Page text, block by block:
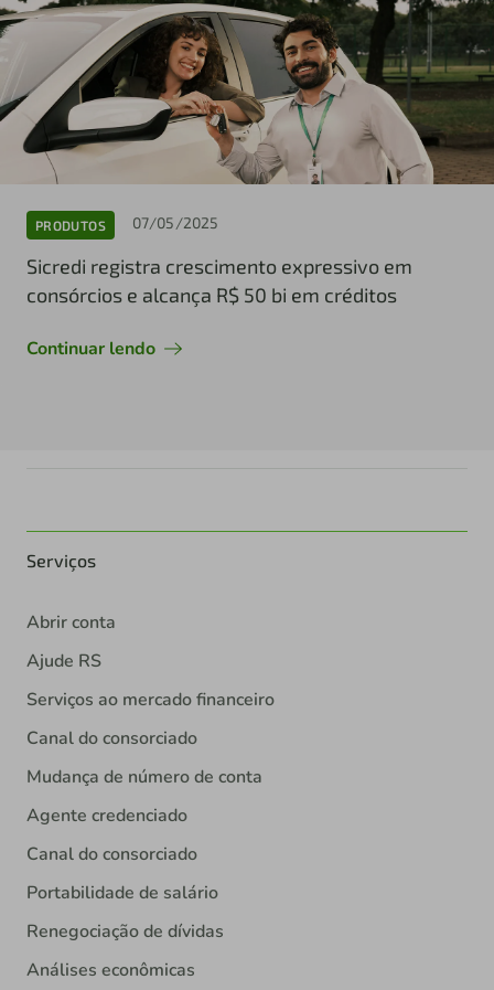
PRODUTOS 07/05/2025
Sicredi registra crescimento expressivo em
consórcios e alcança R$ 50 bi em créditos
Continuar lendo
Serviços
Abrir conta
Ajude RS
Serviços ao mercado financeiro
Canal do consorciado
Mudança de número de conta
Agente credenciado
Canal do consorciado
Portabilidade de salário
Renegociação de dívidas
Análises econômicas